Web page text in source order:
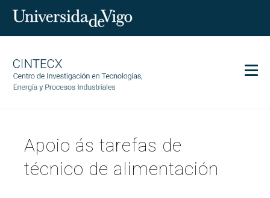
Investigación
Transferencia
Apoio ás tarefas de
técnico de alimentación